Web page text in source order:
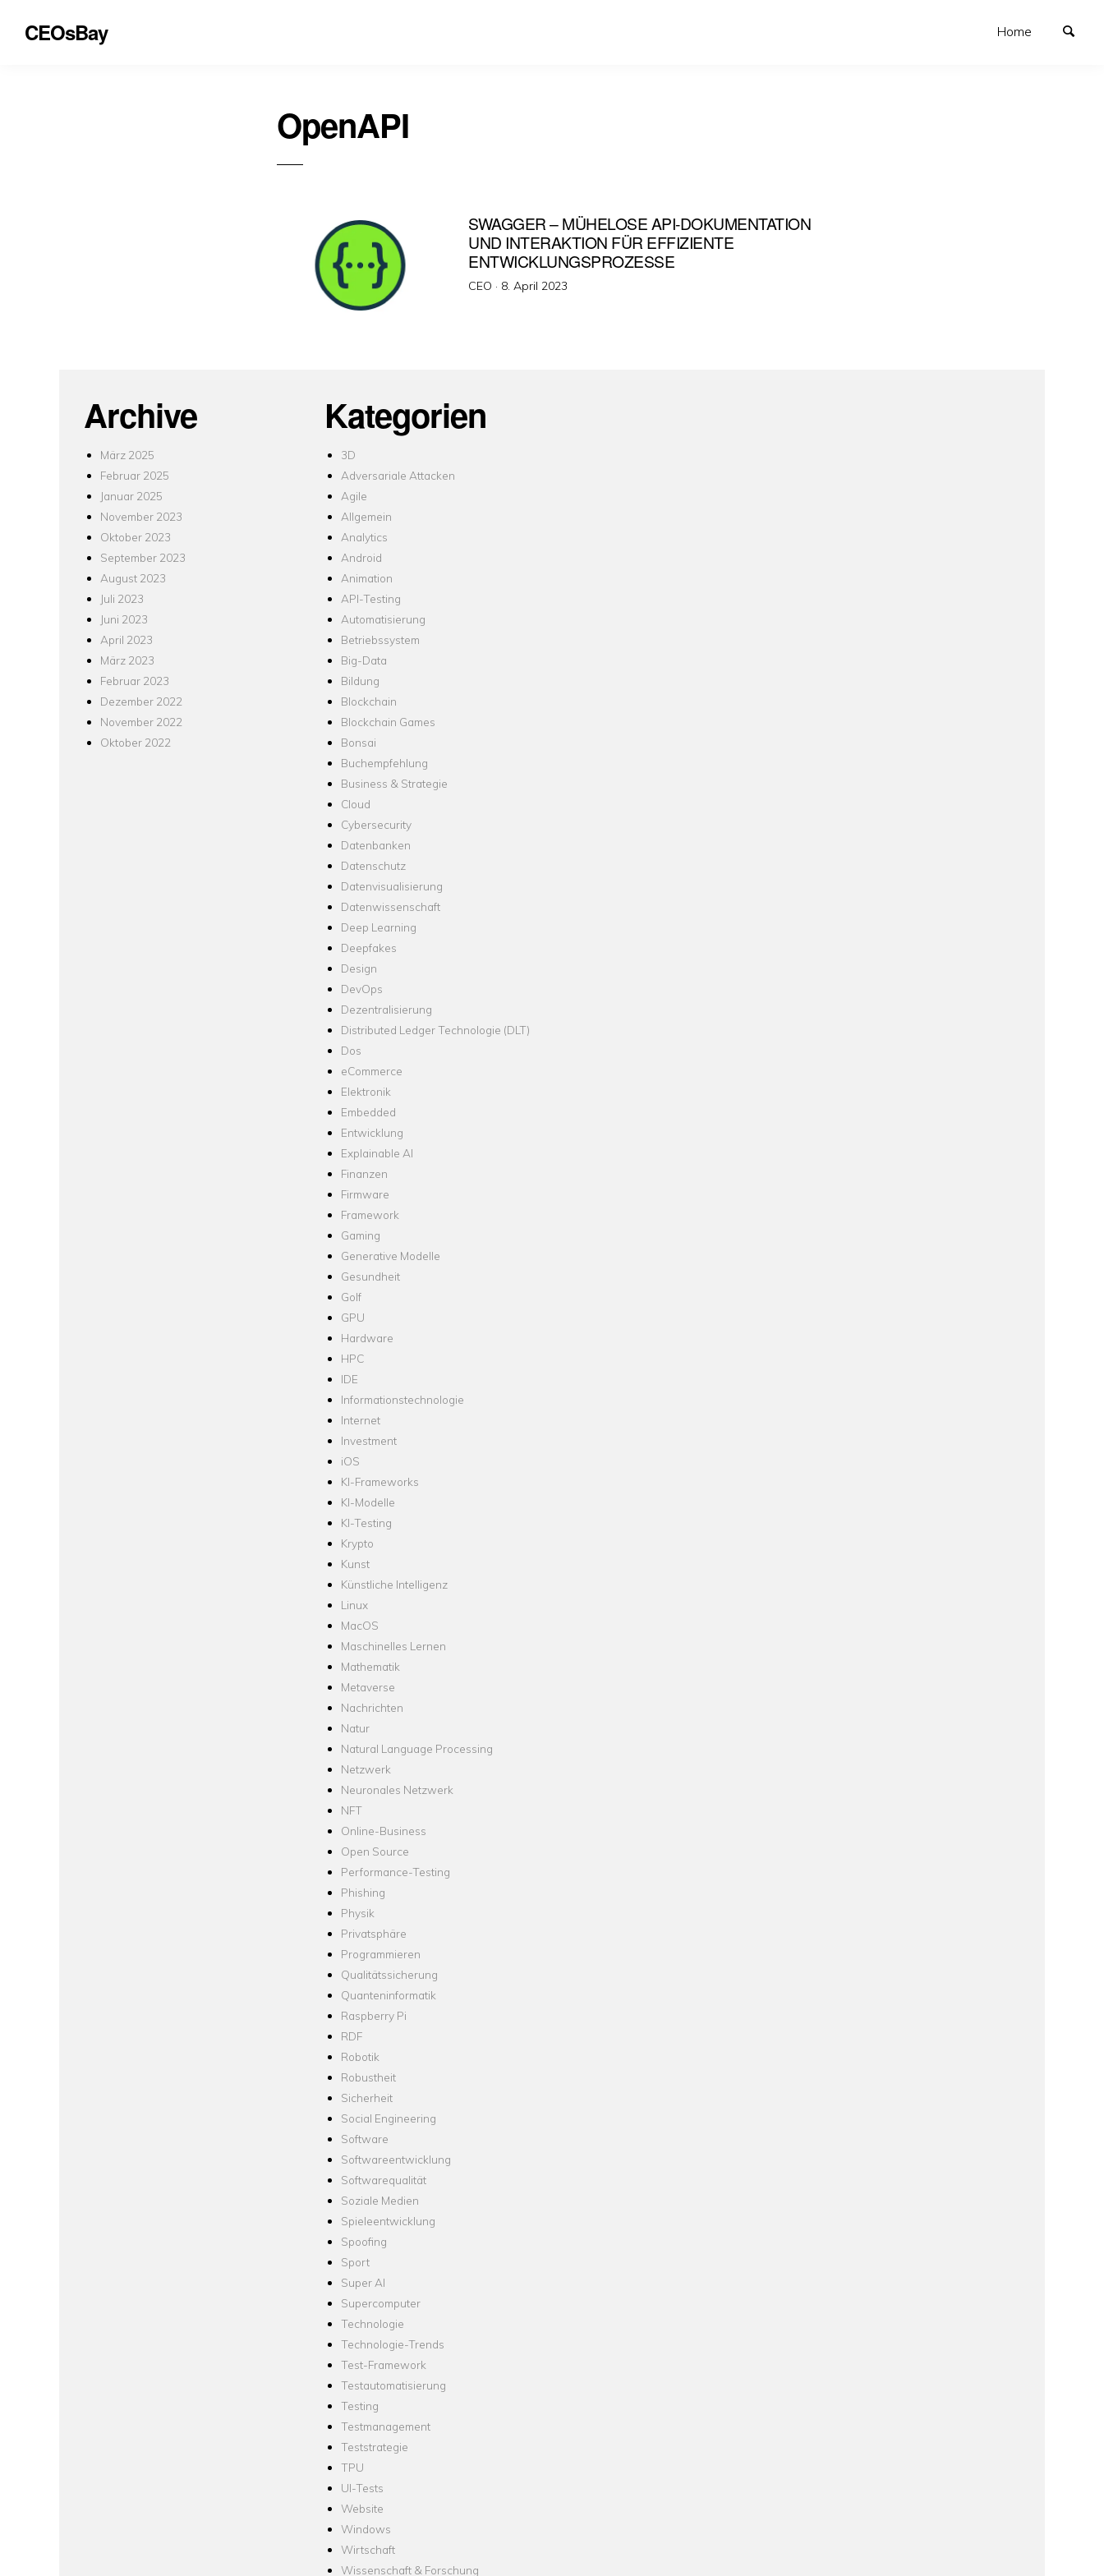
CEOsBay Home
OpenAPI
SWAGGER – MÜHELOSE API-DOKUMENTATION
UND INTERAKTION FÜR EFFIZIENTE
ENTWICKLUNGSPROZESSE
CEO · Veröffentlicht
8. April 2023
Archive
März 2025
Februar 2025
Januar 2025
November 2023
Oktober 2023
September 2023
August 2023
Juli 2023
Juni 2023
April 2023
März 2023
Februar 2023
Dezember 2022
November 2022
Oktober 2022
Kategorien
3D
Adversariale Attacken
Agile
Allgemein
Analytics
Android
Animation
API-Testing
Automatisierung
Betriebssystem
Big-Data
Bildung
Blockchain
Blockchain Games
Bonsai
Buchempfehlung
Business & Strategie
Cloud
Cybersecurity
Datenbanken
Datenschutz
Datenvisualisierung
Datenwissenschaft
Deep Learning
Deepfakes
Design
DevOps
Dezentralisierung
Distributed Ledger Technologie (DLT)
Dos
eCommerce
Elektronik
Embedded
Entwicklung
Explainable AI
Finanzen
Firmware
Framework
Gaming
Generative Modelle
Gesundheit
Golf
GPU
Hardware
HPC
IDE
Informationstechnologie
Internet
Investment
iOS
KI-Frameworks
KI-Modelle
KI-Testing
Krypto
Kunst
Künstliche Intelligenz
Linux
MacOS
Maschinelles Lernen
Mathematik
Metaverse
Nachrichten
Natur
Natural Language Processing
Netzwerk
Neuronales Netzwerk
NFT
Online-Business
Open Source
Performance-Testing
Phishing
Physik
Privatsphäre
Programmieren
Qualitätssicherung
Quanteninformatik
Raspberry Pi
RDF
Robotik
Robustheit
Sicherheit
Social Engineering
Software
Softwareentwicklung
Softwarequalität
Soziale Medien
Spieleentwicklung
Spoofing
Sport
Super AI
Supercomputer
Technologie
Technologie-Trends
Test-Framework
Testautomatisierung
Testing
Testmanagement
Teststrategie
TPU
UI-Tests
Website
Windows
Wirtschaft
Wissenschaft & Forschung